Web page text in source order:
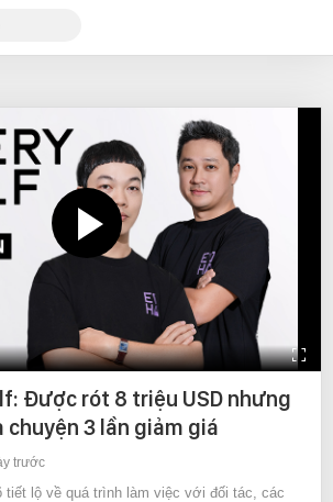
Được rót 8 triệu USD nhưng
3 lần giảm giá
trước
tiết lộ về quá trình làm việc với đối tác, các